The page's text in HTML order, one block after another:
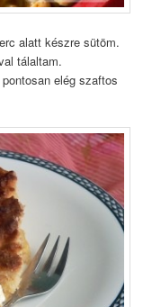
alatt készre sütöm.
tálaltam.
elég szaftos